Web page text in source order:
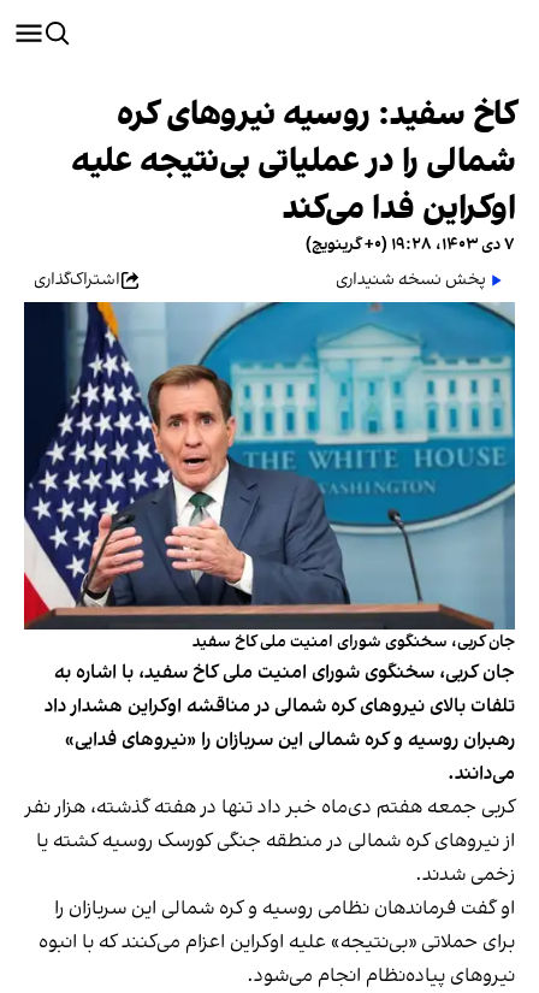
کاخ سفید: روسیه نیروهای کره
شمالی را در عملیاتی بی‌نتیجه علیه
اوکراین فدا می‌کند
۷ دی ۱۴۰۳، ۱۹:۲۸ (‎+۰ گرینویچ)
پخش نسخه شنیداری
اشتراک‌گذاری
جان کربی، سخنگوی شورای امنیت ملی کاخ سفید
جان کربی، سخنگوی شورای امنیت ملی کاخ سفید، با اشاره به
تلفات بالای نیروهای کره شمالی در مناقشه اوکراین هشدار داد
رهبران روسیه و کره شمالی این سربازان را «نیروهای فدایی»
می‌دانند.
کربی جمعه هفتم دی‌ماه خبر داد تنها در هفته گذشته، هزار نفر
از نیروهای کره شمالی در منطقه جنگی کورسک روسیه کشته یا
زخمی شدند.
او گفت فرماندهان نظامی روسیه و کره شمالی این سربازان را
برای حملاتی «بی‌نتیجه» علیه اوکراین اعزام می‌کنند که با انبوه
نیروهای پیاده‌نظام انجام می‌شود.